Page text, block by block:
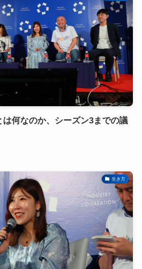
何なのか、シーズン3までの議
生き方